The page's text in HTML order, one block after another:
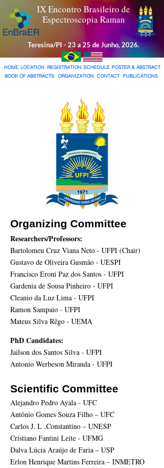
IX Encontro Brasileiro de
Espectroscopia Raman
Teresina/PI - 23 a 25 de Junho, 2026.
HOME LOCATION REGISTRATION SCHEDULE POSTER & ABSTRACT
BOOK OF ABSTRACTS
CONTACT PUBLICATIONS
ORGANIZATION
Organizing Committee
Researchers/Professors:
Bartolomeu Cruz Viana Neto - UFPI (Chair)
Gustavo de Oliveira Gusmão - UESPI
Francisco Eroni Paz dos Santos - UFPI
Gardenia de Sousa Pinheiro - UFPI
Cleanio da Luz Lima - UFPI
Ramon Sampaio - UFPI
Mateus Silva Rêgo - UEMA
PhD Candidates:
Jailson dos Santos Silva - UFPI
Antonio Werbeson Miranda - UFPI
Scientific Committee
Alejandro Pedro Ayala - UFC
Antônio Gomes Souza Filho – UFC
Carlos J. L .Constantino – UNESP
Cristiano Fantini Leite - UFMG
Dalva Lúcia Araújo de Faria – USP
Erlon Henrique Martins Ferreira – INMETRO